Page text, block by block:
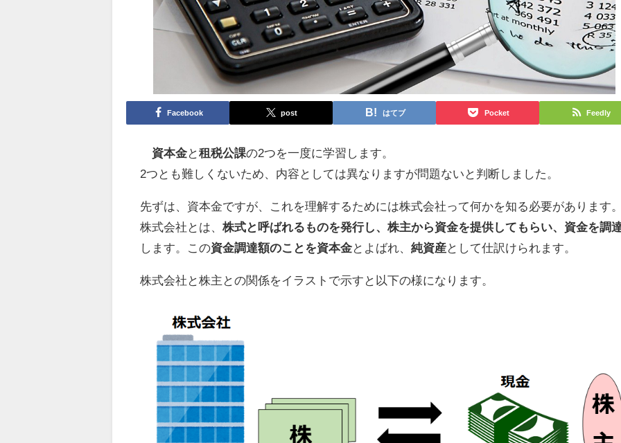
Facebook post はてブ Pocket Feedly
資本金と租税公課の2つを一度に学習します。
2つとも難しくないため、内容としては異なりますが問題ないと判断しました。
先ずは、資本金ですが、これを理解するためには株式会社って何かを知る必要があります
株式会社とは、株式と呼ばれるものを発行し、株主から資金を提供してもらい、資金を調
します。この資金調達額のことを資本金とよばれ、純資産として仕訳けられます。
株式会社と株主との関係をイラストで示すと以下の様になります。